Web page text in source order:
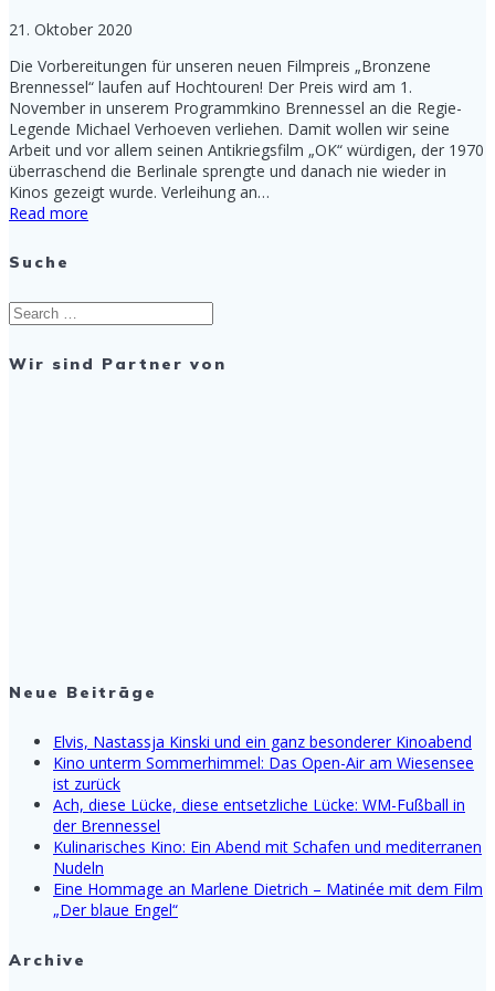
21. Oktober 2020
Die Vorbereitungen für unseren neuen Filmpreis „Bronzene
Brennessel“ laufen auf Hochtouren! Der Preis wird am 1.
November in unserem Programmkino Brennessel an die Regie-
Legende Michael Verhoeven verliehen. Damit wollen wir seine
Arbeit und vor allem seinen Antikriegsfilm „OK“ würdigen, der 1970
überraschend die Berlinale sprengte und danach nie wieder in
Kinos gezeigt wurde. Verleihung an…
Read more
Suche
Search
for:
Wir sind Partner von
Neue Beiträge
Elvis, Nastassja Kinski und ein ganz besonderer Kinoabend
Kino unterm Sommerhimmel: Das Open-Air am Wiesensee
ist zurück
Ach, diese Lücke, diese entsetzliche Lücke: WM-Fußball in
der Brennessel
Kulinarisches Kino: Ein Abend mit Schafen und mediterranen
Nudeln
Eine Hommage an Marlene Dietrich – Matinée mit dem Film
„Der blaue Engel“
Archive